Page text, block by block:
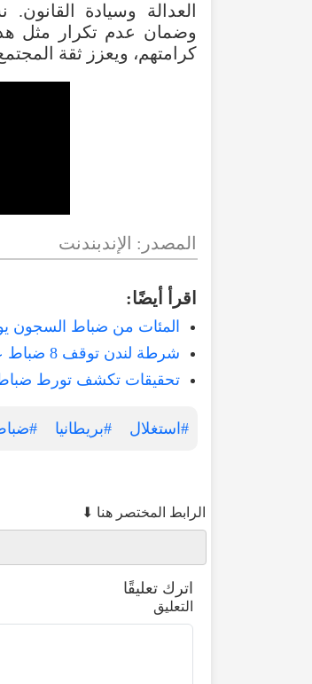
العدالة وسيادة
وضمان عدم تكرار مثل
كرامتهم، ويعزز ثقة
المصدر: الإندبندنت
اقرأ أيضًا:
المئات من ضباط السجون
شرطة لندن توقف 8 ضباط عن العمل إثر تجاوزات خطيرة
تحقيقات تكشف تورط ضباط
#استغلال #بريطانيا
الرابط المختصر هنا ⬇
اترك تعليقًا
التعليق